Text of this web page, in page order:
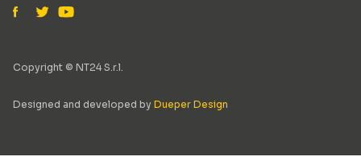
Copyright © NT24 S.r.l.
Designed and developed by Dueper Design